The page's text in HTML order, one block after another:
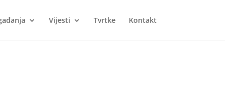
Vijesti Tvrtke Kontakt